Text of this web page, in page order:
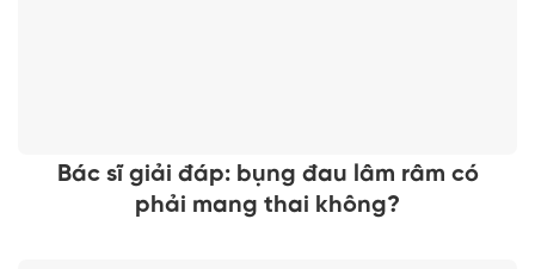
Bác sĩ giải đáp: bụng đau lâm râm có
phải mang thai không?